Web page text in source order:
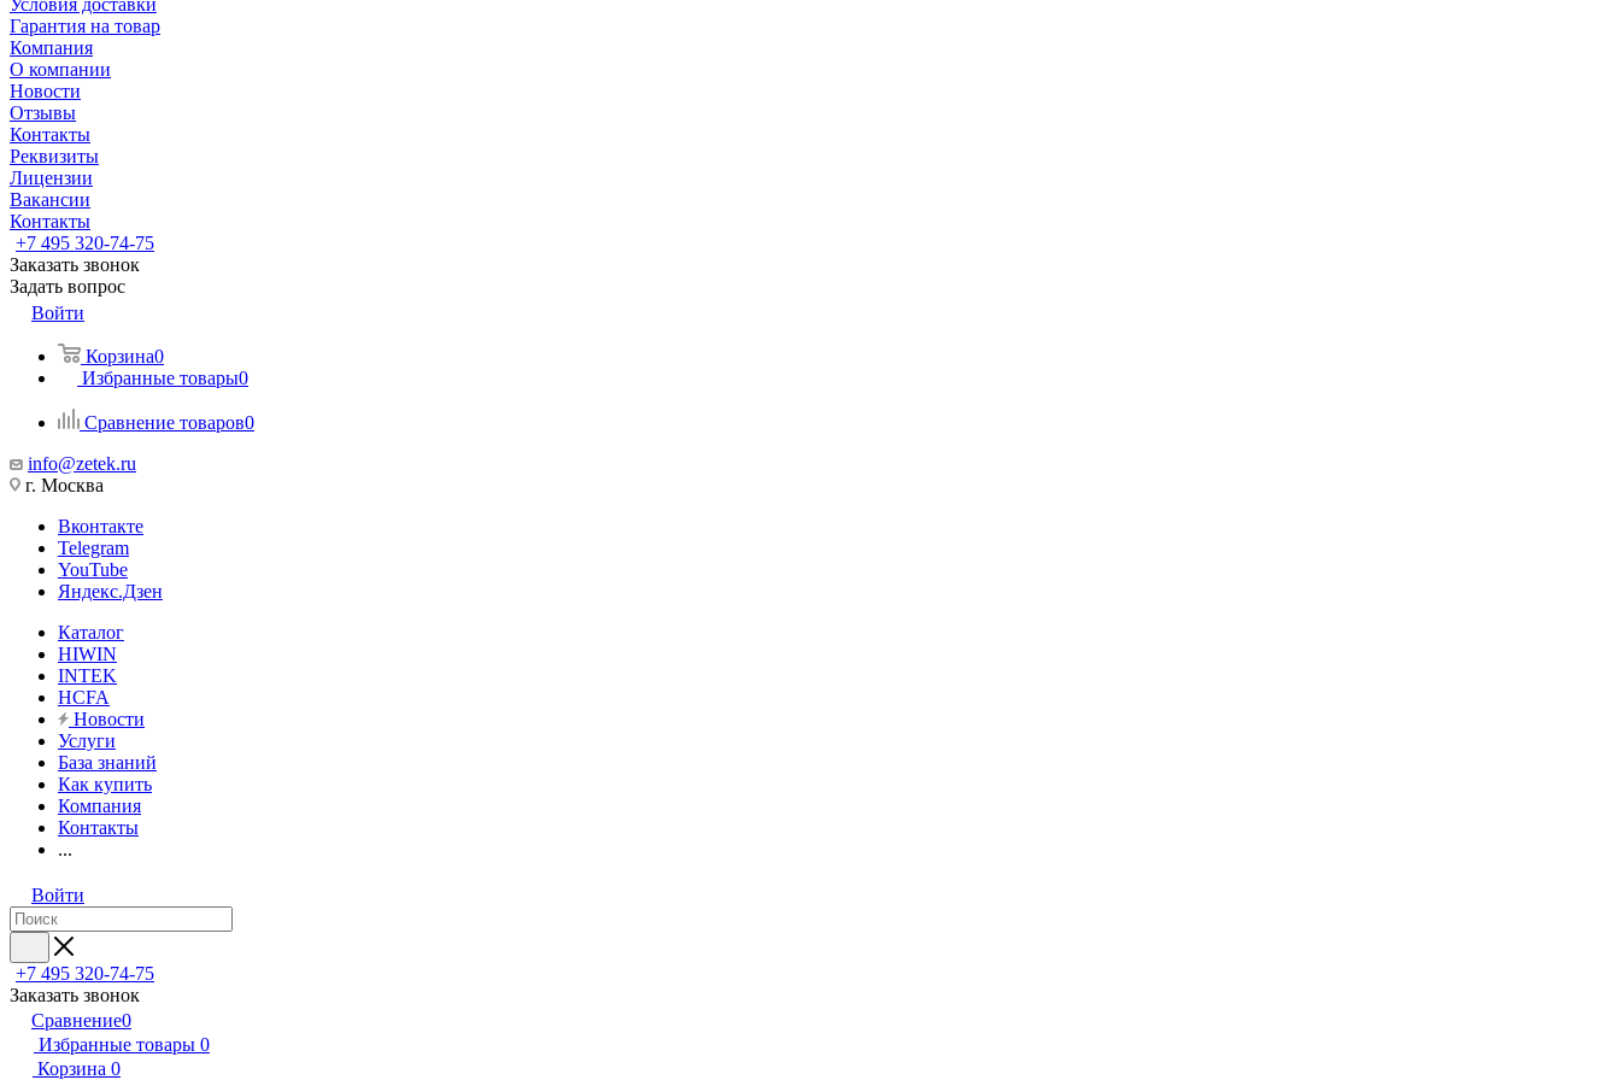
Условия доставки
Гарантия на товар
Компания
О компании
Новости
Отзывы
Контакты
Реквизиты
Лицензии
Вакансии
Контакты
+7 495 320-74-75
Заказать звонок
Задать вопрос
Войти
Корзина0
Избранные товары0
Сравнение товаров0
info@zetek.ru
г. Москва
Вконтакте
Telegram
YouTube
Яндекс.Дзен
Каталог
HIWIN
INTEK
HCFA
Новости
Услуги
База знаний
Как купить
Компания
Контакты
...
Войти
+7 495 320-74-75
Заказать звонок
Сравнение0
Избранные товары 0
Корзина 0